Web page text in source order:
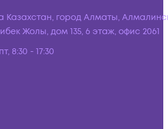
Казахстан, город Алматы,
Жолы, дом 135, 6 этаж, офис 2061
8:30 - 17:30